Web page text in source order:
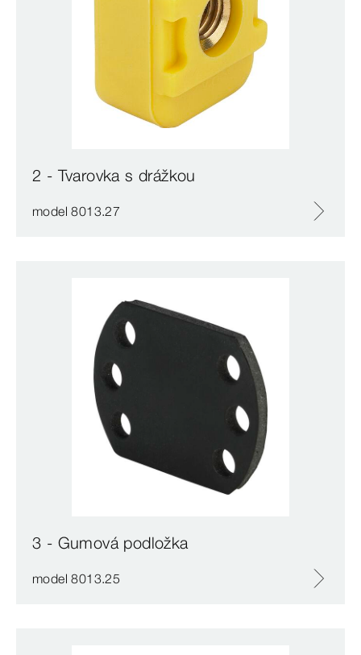
2 - Tvarovka s drážkou
model 8013.27
3 - Gumová podložka
model 8013.25